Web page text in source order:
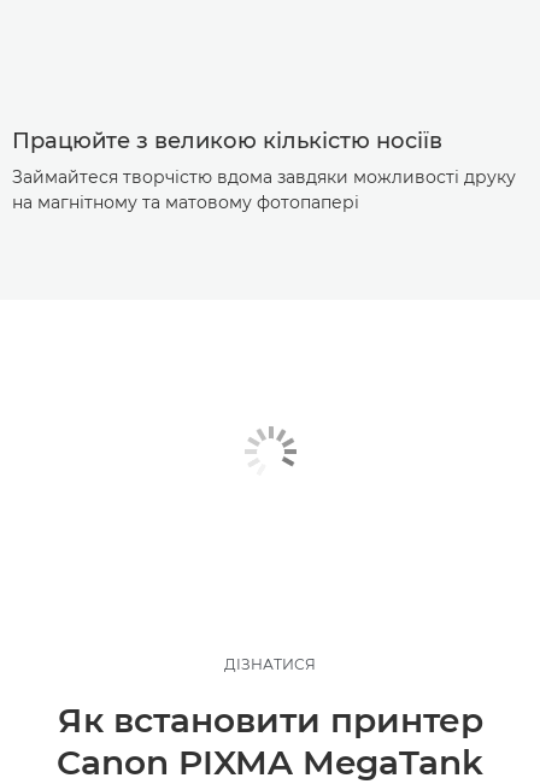
Працюйте з великою кількістю носіїв
Займайтеся творчістю вдома завдяки можливості друку
на магнітному та матовому фотопапері
ДІЗНАТИСЯ
Як встановити принтер
Canon PIXMA MegaTank